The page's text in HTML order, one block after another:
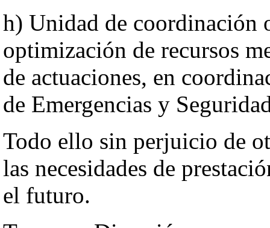
h) Unidad de coordinación
optimización de recursos
de actuaciones, en
de Emergencias y
Todo ello sin perjuicio de
las necesidades de
el futuro.